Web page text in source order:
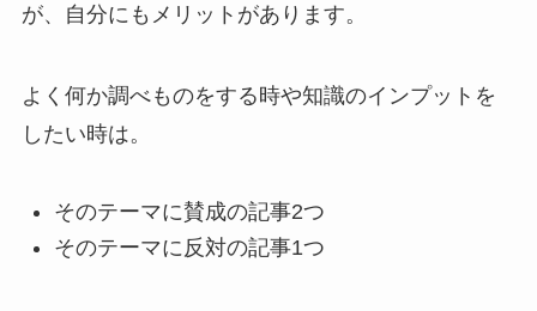
が、自分にもメリットがあります。
よく何か調べものをする時や知識のインプットを
したい時は。
そのテーマに賛成の記事2つ
そのテーマに反対の記事1つ